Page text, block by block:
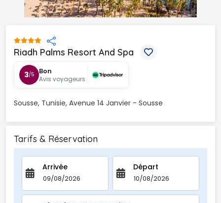
Riadh Palms Resort And Spa
3/5 Bon
Avis voyageurs
Sousse, Tunisie, Avenue 14 Janvier - Sousse
Tarifs & Réservation
Arrivée Départ